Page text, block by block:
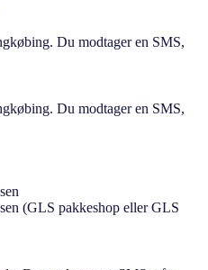
Du modtager en SMS,
Du modtager en SMS,
(GLS pakkeshop eller GLS